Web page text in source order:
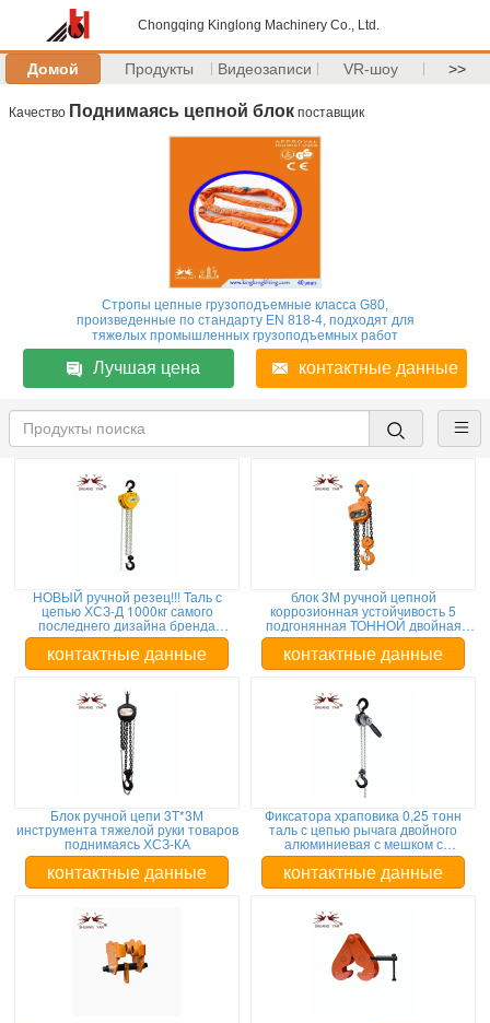
Chongqing Kinglong Machinery Co., Ltd.
Домой Продукты Видеозаписи VR-шоу >>
Качество Поднимаясь цепной блок поставщик
Стропы цепные грузоподъемные класса G80,
произведенные по стандарту EN 818-4, подходят для
тяжелых промышленных грузоподъемных работ
Лучшая цена контактные данные
НОВЫЙ ручной резец!!! Таль с
цепью ХСЗ-Д 1000кг самого
последнего дизайна бренда
Шуангян поднимаясь
контактные данные
блок 3М ручной цепной
коррозионная устойчивость 5
подгонянная ТОННОЙ двойная
подшипников
контактные данные
Блок ручной цепи 3Т*3М
инструмента тяжелой руки товаров
поднимаясь ХСЗ-КА
контактные данные
Фиксатора храповика 0,25 тонн
таль с цепью рычага двойного
алюминиевая с мешком с
инструментами
контактные данные